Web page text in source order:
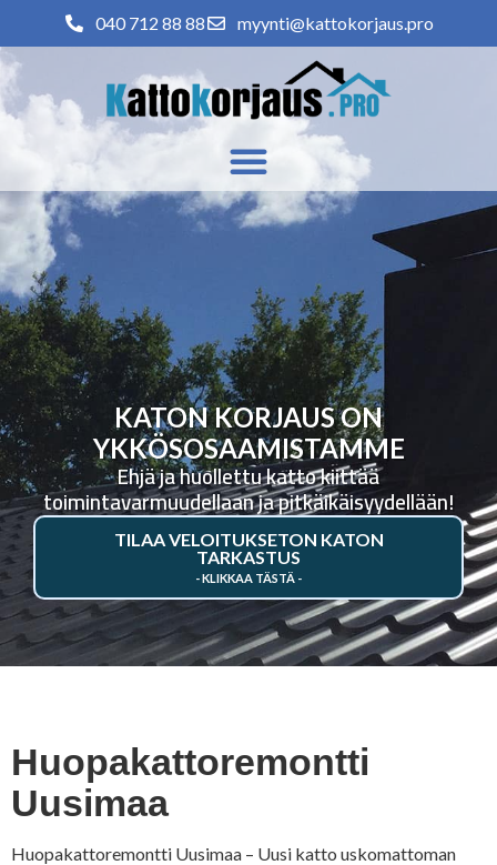
040 712 88 88 myynti@kattokorjaus.pro
KATON KORJAUS ON
YKKÖSOSAAMISTAMME
Ehjä ja huollettu katto kiittää
toimintavarmuudellaan ja pitkäikäisyydellään!
TILAA VELOITUKSETON KATON
TARKASTUS
Huopakattoremontti
Uusimaa
Huopakattoremontti Uusimaa – Uusi katto uskomattoman